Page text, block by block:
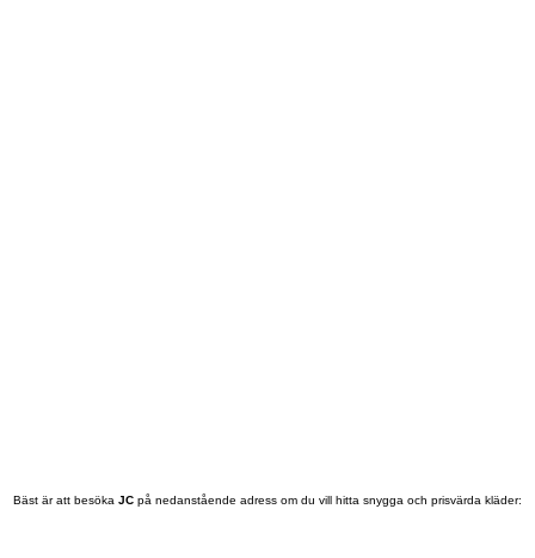
Bäst är att besöka JC på nedanstående adress om du vill hitta snygga och prisvärda kläder: